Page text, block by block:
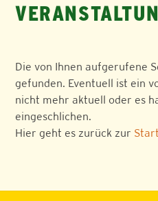
Die von Ihnen aufgerufene
gefunden. Eventuell ist ein
nicht mehr aktuell oder es
eingeschlichen.
Hier geht es zurück zur